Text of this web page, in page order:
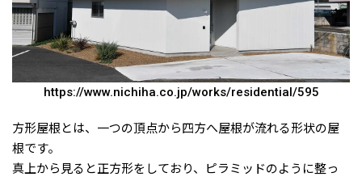
https://www.nichiha.co.jp/works/residential/595
方形屋根とは、一つの頂点から四方へ屋根が流れる形状の屋
根です。
真上から見ると正方形をしており、ピラミッドのように整っ